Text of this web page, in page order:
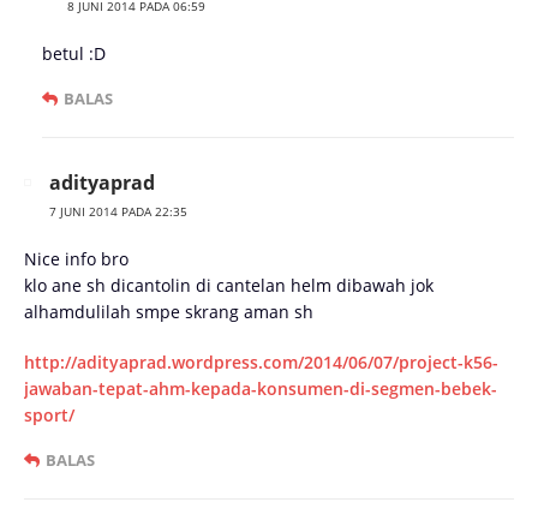
8 JUNI 2014 PADA 06:59
betul :D
BALAS
adityaprad
7 JUNI 2014 PADA 22:35
Nice info bro
klo ane sh dicantolin di cantelan helm dibawah jok
alhamdulilah smpe skrang aman sh
http://adityaprad.wordpress.com/2014/06/07/project-k56-
jawaban-tepat-ahm-kepada-konsumen-di-segmen-bebek-
sport/
BALAS